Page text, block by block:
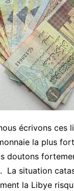
écrivons ces
la plus
doutons
La situation
la Libye